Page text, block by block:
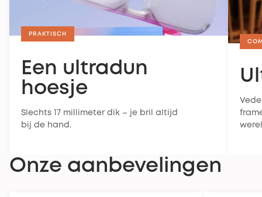
PRAKTISCH
Een ultradun
hoesje
Slechts 17 millimeter dik – je bril altijd
bij de hand.
Onze aanbevelingen